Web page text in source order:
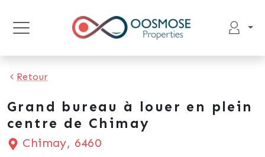
Retour
Grand bureau à louer en plein
centre de Chimay
Chimay, 6460